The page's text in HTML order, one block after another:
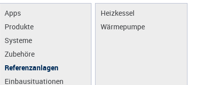
Apps
Produkte
Systeme
Zubehöre
Referenzanlagen
Einbausituationen
Heizkessel
Wärmepumpe